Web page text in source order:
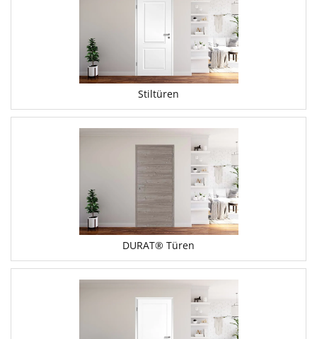
Stiltüren
DURAT® Türen